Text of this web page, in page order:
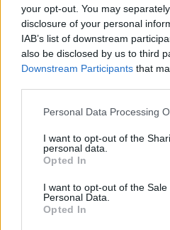
your opt-out. You may
disclosure of your personal
IAB’s list of downstream
also be disclosed by us to third
Downstream Participants that
Personal Data Processing
I want to opt-out of the
personal data.
Opted In
I want to opt-out of the Sale
Personal Data.
Opted In
Χρηματοδότηση 8 εκατ. ευρώ
σε 843 μέσα ενημέρωσης-
Ξεκίνησε το πενταετές
Η Chery επενδύει 75 εκατ. δολάρια